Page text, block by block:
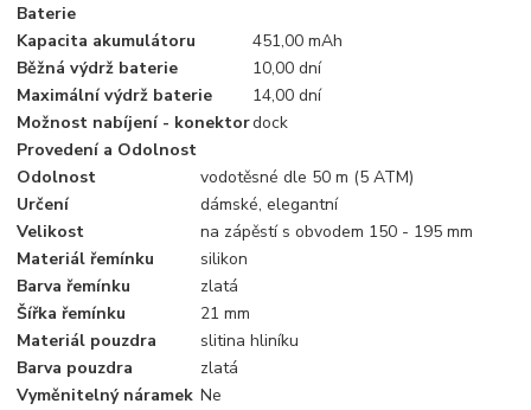
Baterie
Kapacita akumulátoru
451,00 mAh
Běžná výdrž baterie
10,00 dní
Maximální výdrž baterie
14,00 dní
Možnost nabíjení - konektordock
Provedení a Odolnost
Odolnost
vodotěsné dle 50 m (5 ATM)
Určení
dámské, elegantní
Velikost
na zápěstí s obvodem 150 - 195 mm
Materiál řemínku
silikon
Barva řemínku
zlatá
Šířka řemínku
21 mm
Materiál pouzdra
slitina hliníku
Barva pouzdra
zlatá
Vyměnitelný náramek Ne